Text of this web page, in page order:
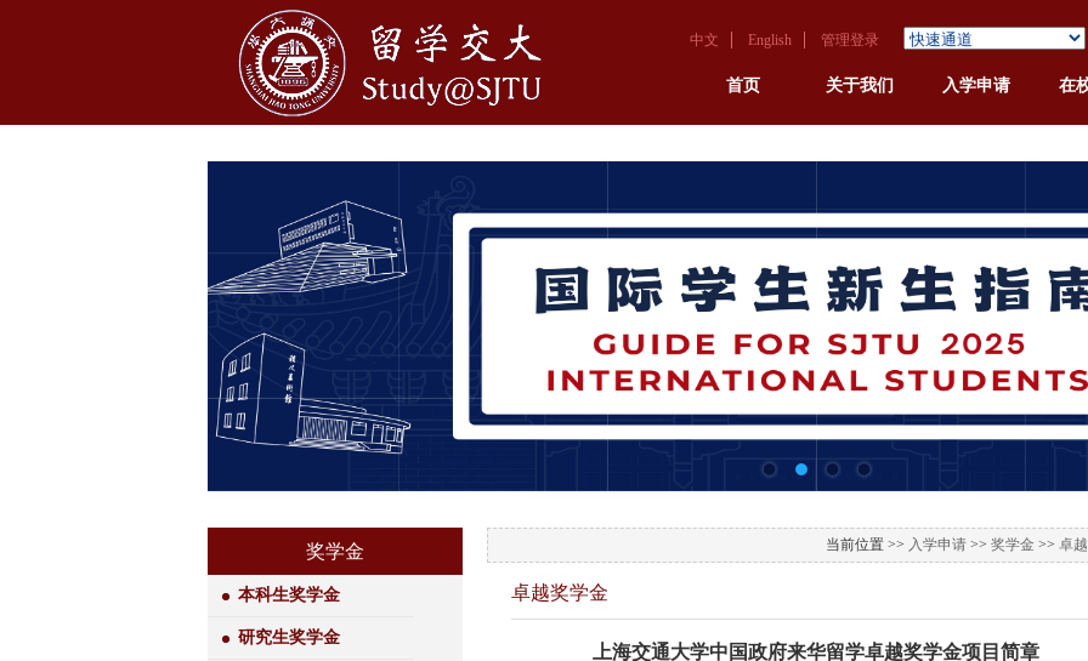
中文 English 管理登录
首页 关于我们 入学申请 在
奖学金
本科生奖学金
研究生奖学金
当前位置 >> 入学申请 >> 奖学金 >> 卓
卓越奖学金
上海交通大学中国政府来华留学卓越奖学金项目简章